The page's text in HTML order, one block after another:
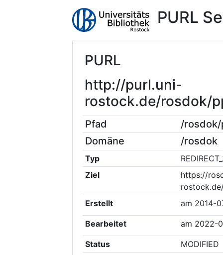
PURL
PURL
http://purl.uni-
rostock.de/rosdok/
Pfad
/
Domäne
/rosdok
Typ
Ziel
https://
Erstellt
am 2014-
Bearbeitet am 2022-
Status
MODIFIED